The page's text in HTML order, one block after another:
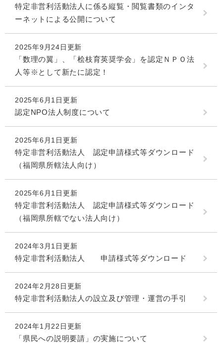
特定非営利活動法人に係る縦覧・閲覧書類のインタ
ーネットによる公開について
2025年9月24日更新
「数理の翼」、「桧枝育英奨学会」を認定ＮＰＯ法
人等※として新たに認定！
2025年6月1日更新
認定NPO法人制度について
2025年6月1日更新
特定非営利活動法人 認定申請様式等ダウンロード
（福岡県所轄法人向け）
2025年6月1日更新
特定非営利活動法人 認定申請様式等ダウンロード
（福岡県所轄でない法人向け）
2024年3月1日更新
特定非営利活動法人 申請様式等ダウンロード
2024年2月28日更新
特定非営利活動法人の設立及び管理・運営の手引
2024年1月22日更新
「県民への説明要請」の実施について